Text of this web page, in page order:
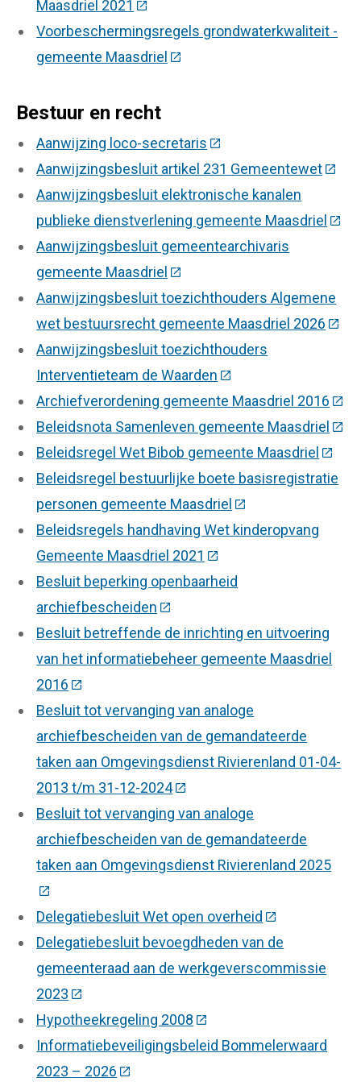
Maasdriel 2021 (Deze link gaat naar een externe
Voorbeschermingsregels grondwaterkwaliteit -
gemeente Maasdriel (Deze link gaat naar een
Bestuur en recht
Aanwijzing loco-secretaris (Deze link gaat naar
Aanwijzingsbesluit artikel 231 Gemeentewet
Aanwijzingsbesluit elektronische kanalen
publieke dienstverlening gemeente Maasdriel
Aanwijzingsbesluit gemeentearchivaris
gemeente Maasdriel (Deze link gaat naar een
Aanwijzingsbesluit toezichthouders Algemene
wet bestuursrecht gemeente Maasdriel 2026
Aanwijzingsbesluit toezichthouders
Interventieteam de Waarden (Deze link gaat naar
Archiefverordening gemeente Maasdriel 2016
Beleidsnota Samenleven gemeente Maasdriel
Beleidsregel Wet Bibob gemeente Maasdriel
Beleidsregel bestuurlijke boete basisregistratie
personen gemeente Maasdriel (Deze link gaat
Beleidsregels handhaving Wet kinderopvang
Gemeente Maasdriel 2021 (Deze link gaat naar
Besluit beperking openbaarheid
archiefbescheiden (Deze link gaat naar een
Besluit betreffende de inrichting en uitvoering
van het informatiebeheer gemeente Maasdriel
2016 (Deze link gaat naar een externe website)
Besluit tot vervanging van analoge
archiefbescheiden van de gemandateerde
taken aan Omgevingsdienst Rivierenland 01-04-
2013 t/m 31-12-2024(Deze link gaat naar een
Besluit tot vervanging van analoge
archiefbescheiden van de gemandateerde
taken aan Omgevingsdienst Rivierenland 2025
(Deze link gaat naar een externe website)
Delegatiebesluit Wet open overheid (Deze link
Delegatiebesluit bevoegdheden van de
gemeenteraad aan de werkgeverscommissie
2023 (Deze link gaat naar een externe website)
Hypotheekregeling 2008 (Deze link gaat naar een
Informatiebeveiligingsbeleid Bommelerwaard
2023 – 2026 (Deze link gaat naar een externe